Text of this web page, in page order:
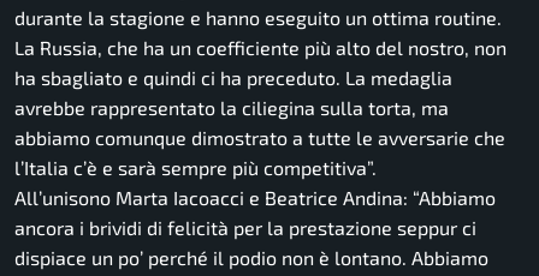
durante la stagione e hanno eseguito un ottima routine.
La Russia, che ha un coefficiente più alto del nostro, non
ha sbagliato e quindi ci ha preceduto. La medaglia
avrebbe rappresentato la ciliegina sulla torta, ma
abbiamo comunque dimostrato a tutte le avversarie che
l’Italia c’è e sarà sempre più competitiva”.
All’unisono Marta Iacoacci e Beatrice Andina: “Abbiamo
ancora i brividi di felicità per la prestazione seppur ci
dispiace un po’ perché il podio non è lontano. Abbiamo